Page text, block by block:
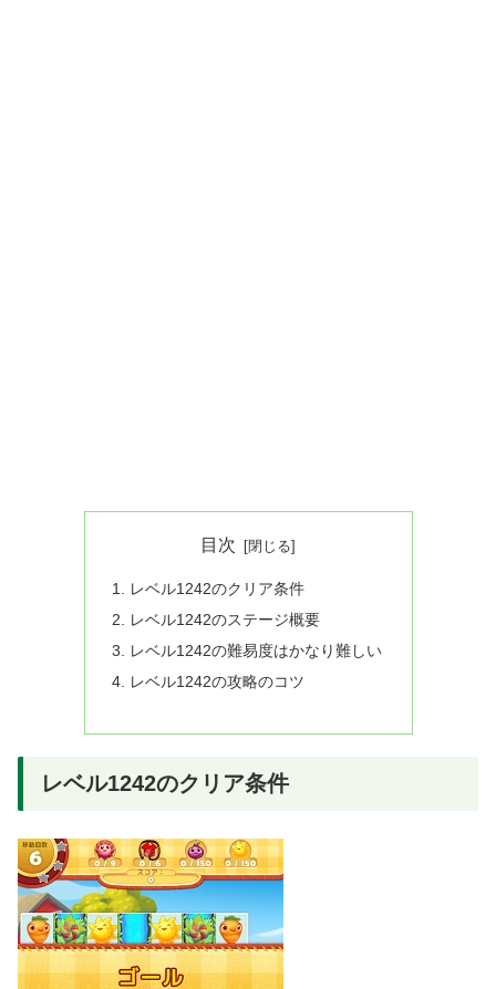
目次
レベル1242のクリア条件
レベル1242のステージ概要
レベル1242の難易度はかなり難しい
レベル1242の攻略のコツ
レベル1242のクリア条件